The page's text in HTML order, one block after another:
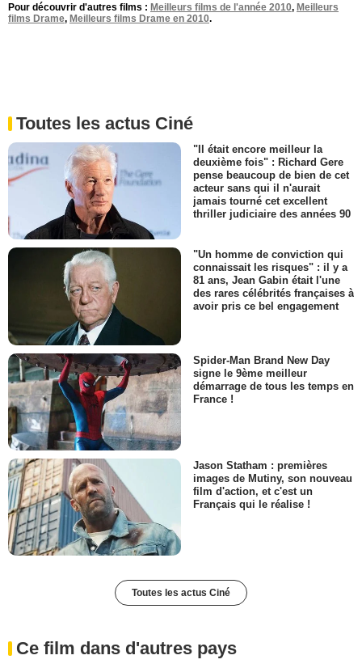
Pour découvrir d'autres films : Meilleurs films de l'année 2010, Meilleurs
films Drame, Meilleurs films Drame en 2010.
Toutes les actus Ciné
"Il était encore meilleur la
deuxième fois" : Richard Gere
pense beaucoup de bien de cet
acteur sans qui il n'aurait
jamais tourné cet excellent
thriller judiciaire des années 90
"Un homme de conviction qui
connaissait les risques" : il y a
81 ans, Jean Gabin était l'une
des rares célébrités françaises à
avoir pris ce bel engagement
Spider-Man Brand New Day
signe le 9ème meilleur
démarrage de tous les temps en
France !
Jason Statham : premières
images de Mutiny, son nouveau
film d'action, et c'est un
Français qui le réalise !
Toutes les actus Ciné
Ce film dans d'autres pays